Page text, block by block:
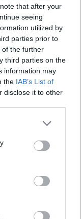
that after your
seeing
utilized by
parties prior to
of the further
third parties on the
information may
the IAB’s List of
disclose it to other
or more Google
You may click to
party tags to
in below Google
español…